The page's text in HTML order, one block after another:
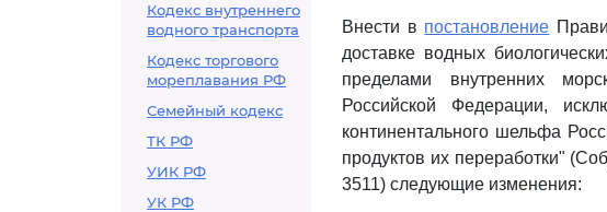
Кодекс внутреннего
водного транспорта
Кодекс торгового
мореплавания РФ
Семейный кодекс
ТК РФ
УИК РФ
УК РФ
Внести в постановление
доставке водных
пределами внутренних
Российской Федерации,
континентального шельфа
продуктов их переработки"
3511) следующие изменения: